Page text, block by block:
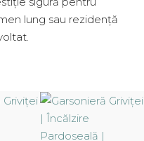
lung sau rezidență